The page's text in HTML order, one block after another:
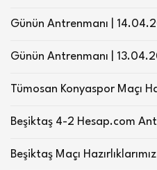
Günün Antrenmanı |
Günün Antrenmanı |
Tümosan Konyaspor Maçı
Beşiktaş 4-2 Hesap.com
Beşiktaş Maçı